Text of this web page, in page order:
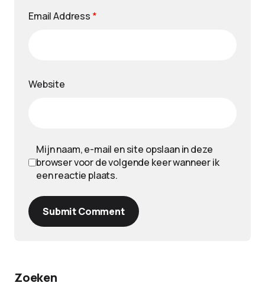
Email Address *
Website
Mijn naam, e-mail en site opslaan in deze
browser voor de volgende keer wanneer ik
een reactie plaats.
Submit Comment
Zoeken